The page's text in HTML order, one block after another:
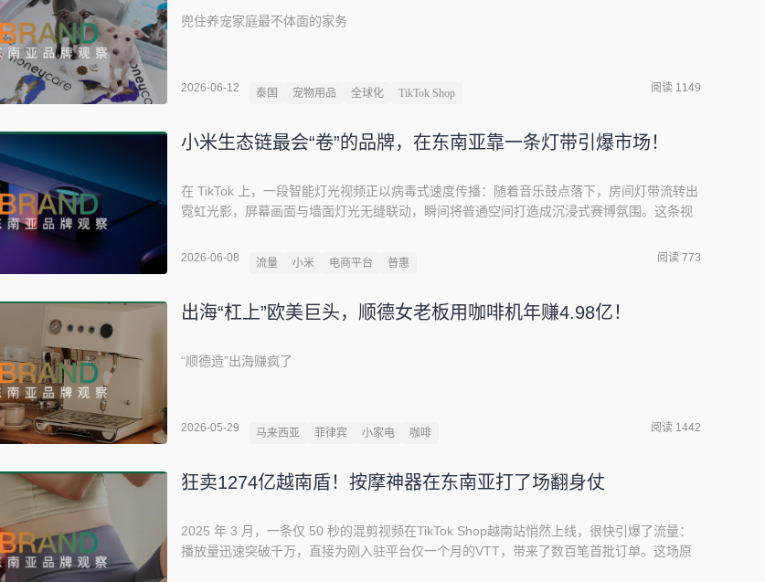
兜住养宠家庭最不体面的家务
2026-06-12 泰国 宠物用品 全球化 TikTok Shop 阅读 1149
小米生态链最会“卷”的品牌，在东南亚靠一条灯带引爆市场！
在 TikTok 上，一段智能灯光视频正以病毒式速度传播：随着音乐鼓点落下，房间灯带流转出
霓虹光影，屏幕画面与墙面灯光无缝联动，瞬间将普通空间打造成沉浸式赛博氛围。这条视
求的电竞房！”“求购买链接，现在就想拥有！”图源：TikTok这并非偶然的流量爆发，而是中
国智能照明品牌Yeelight（易来）深耕东南亚市场的必然结果 —— 每一次用户的热烈反馈，
2026-06-08 流量 小米 电商平台 普惠 阅读 773
出海“杠上”欧美巨头，顺德女老板用咖啡机年赚4.98亿！
“顺德造”出海赚疯了
2026-05-29 马来西亚 菲律宾 小家电 咖啡 阅读 1442
狂卖1274亿越南盾！按摩神器在东南亚打了场翻身仗
2025 年 3 月，一条仅 50 秒的混剪视频在TikTok Shop越南站悄然上线，很快引爆了流量：
播放量迅速突破千万，直接为刚入驻平台仅一个月的VTT，带来了数百笔首批订单。这场原